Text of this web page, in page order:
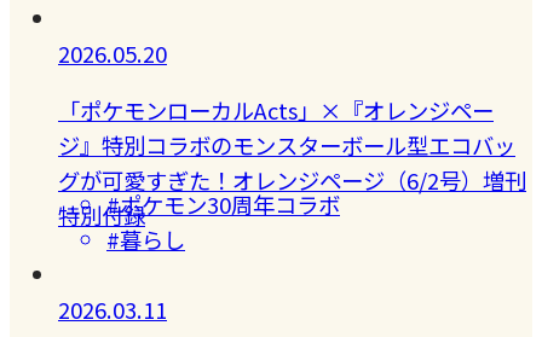
2026.05.20
「ポケモンローカルActs」×『オレンジペー
ジ』特別コラボのモンスターボール型エコバッ
グが可愛すぎた！オレンジページ（6/2号）増刊
特別付録#ポケモン30周年コラボ
#暮らし
2026.03.11